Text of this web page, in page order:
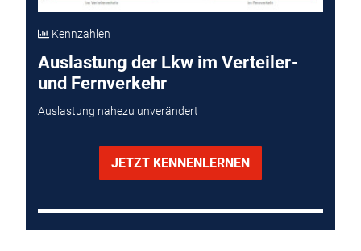
Kennzahlen
Auslastung der Lkw im Verteiler-
und Fernverkehr
Auslastung nahezu unverändert
JETZT KENNENLERNEN